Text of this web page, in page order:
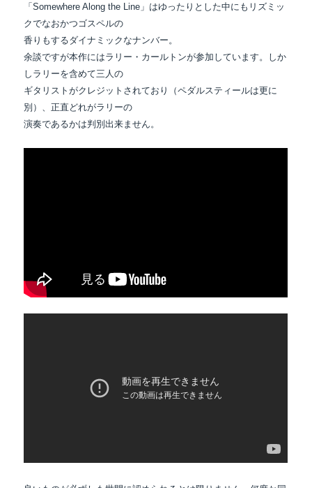
「Somewhere Along the Line」はゆったりとした中にもリズミッ
クでなおかつゴスペルの
香りもするダイナミックなナンバー。
余談ですが本作にはラリー・カールトンが参加しています。しか
しラリーを含めて三人の
ギタリストがクレジットされており（ペダルスティールは更に
別）、正直どれがラリーの
演奏であるかは判別出来ません。